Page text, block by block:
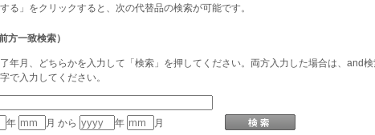
る」をクリックすると、次の代替品の検索が可能です。
方一致検索）
年月、どちらかを入力して「検索」を押してください。両方入力した場合は、and検
で入力してください。
年 月 から 年 月